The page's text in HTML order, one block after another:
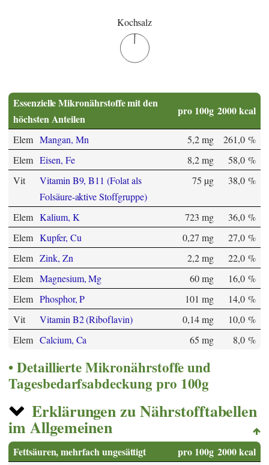
Kochsalz
Essenzielle Mikronährstoffe mit den
höchsten Anteilen
pro 100g 2000 kcal
Elem Mangan, Mn 5,2 mg
261,0 %
Elem Eisen, Fe 8,2 mg
58,0 %
Vit
Vitamin B9, B11 (Folat als
Folsäure-aktive Stoffgruppe)
75 µg 38,0 %
Elem Kalium, K 723 mg
36,0 %
Elem Kupfer, Cu 0,27 mg
27,0 %
Elem Zink, Zn 2,2 mg
22,0 %
Elem Magnesium, Mg 60 mg
16,0 %
Elem Phosphor, P 101 mg
14,0 %
Vit
Vitamin B2 (Riboflavin) 0,14 mg
10,0 %
Elem Calcium, Ca 65 mg 8,0 %
Detaillierte Mikronährstoffe und
Tagesbedarfsabdeckung pro 100g
Erklärungen zu Nährstofftabellen
im Allgemeinen
Fettsäuren, mehrfach ungesättigt pro 100g 2000 kcal